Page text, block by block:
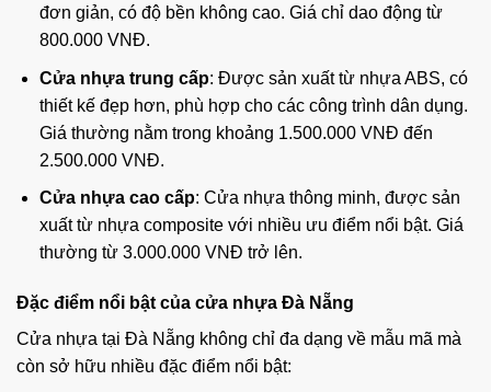
đơn giản, có độ bền không cao. Giá chỉ dao động từ
800.000 VNĐ.
Cửa nhựa trung cấp: Được sản xuất từ nhựa ABS, có
thiết kế đẹp hơn, phù hợp cho các công trình dân dụng.
Giá thường nằm trong khoảng 1.500.000 VNĐ đến
2.500.000 VNĐ.
Cửa nhựa cao cấp: Cửa nhựa thông minh, được sản
xuất từ nhựa composite với nhiều ưu điểm nổi bật. Giá
thường từ 3.000.000 VNĐ trở lên.
Đặc điểm nổi bật của cửa nhựa Đà Nẵng
Cửa nhựa tại Đà Nẵng không chỉ đa dạng về mẫu mã mà
còn sở hữu nhiều đặc điểm nổi bật: